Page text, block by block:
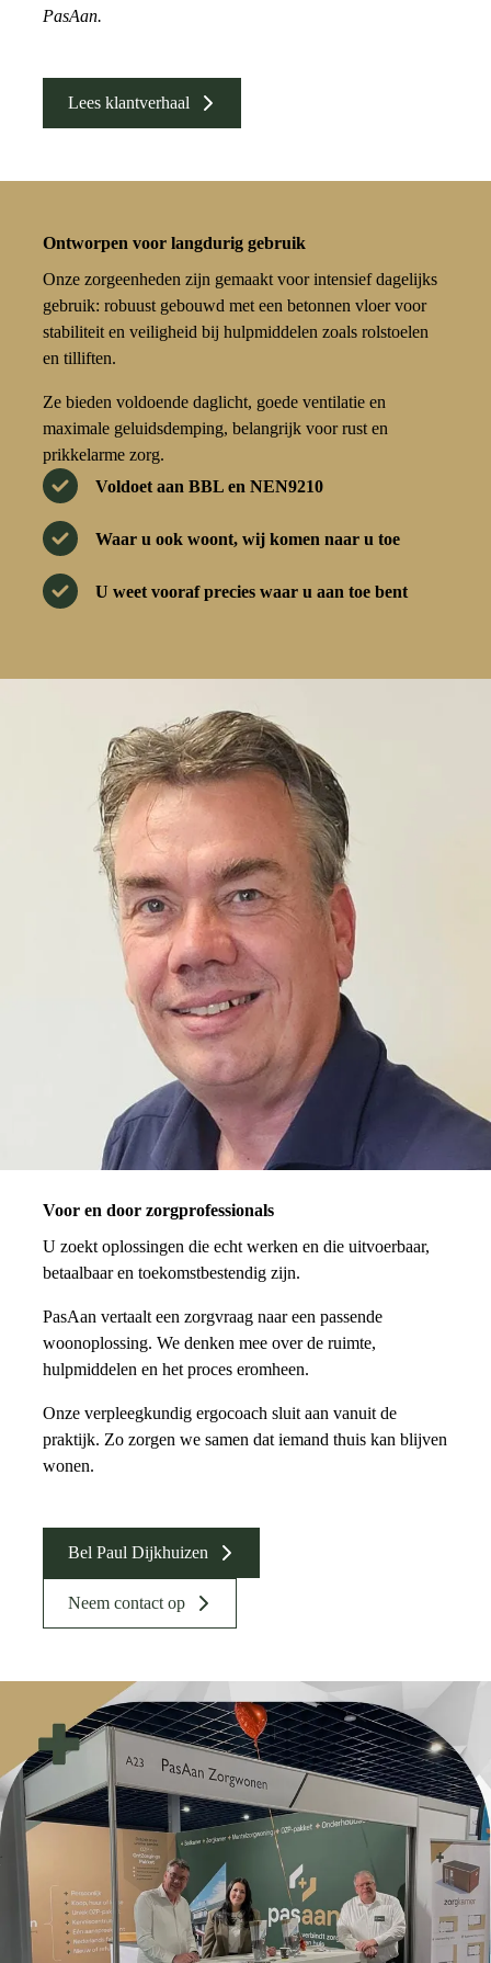
PasAan.
Lees klantverhaal
Ontworpen voor langdurig gebruik
Onze zorgeenheden zijn gemaakt voor intensief dagelijks
gebruik: robuust gebouwd met een betonnen vloer voor
stabiliteit en veiligheid bij hulpmiddelen zoals rolstoelen
en tilliften.
Ze bieden voldoende daglicht, goede ventilatie en
maximale geluidsdemping, belangrijk voor rust en
prikkelarme zorg.
Voldoet aan BBL en NEN9210
Waar u ook woont, wij komen naar u toe
U weet vooraf precies waar u aan toe bent
Voor en door zorgprofessionals
U zoekt oplossingen die echt werken en die uitvoerbaar,
betaalbaar en toekomstbestendig zijn.
PasAan vertaalt een zorgvraag naar een passende
woonoplossing. We denken mee over de ruimte,
hulpmiddelen en het proces eromheen.
Onze verpleegkundig ergocoach sluit aan vanuit de
praktijk. Zo zorgen we samen dat iemand thuis kan blijven
wonen.
Bel Paul Dijkhuizen
Neem contact op